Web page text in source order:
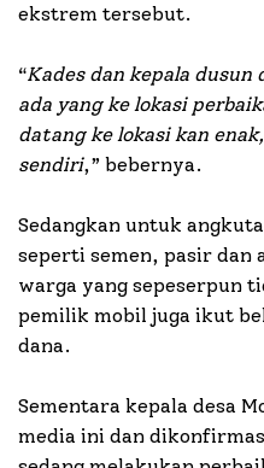
ekstrem tersebut.
“Kades dan kepala
ada yang ke lokasi
datang ke lokasi kan
sendiri,” bebernya.
Sedangkan untuk
seperti semen, pasir dan
warga yang sepeserpun
pemilik mobil juga ikut
dana.
Sementara kepala desa
media ini dan